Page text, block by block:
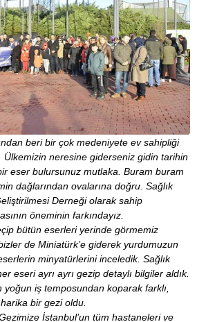
beri bir çok medeniyete ev sahipliği
Ülkemizin neresine giderseniz gidin tarihin
eser bulursunuz mutlaka. Buram buram
dağlarından ovalarına doğru. Sağlık
Derneği olarak sahip
öneminin farkındayız.
bütün eserleri yerinde görmemiz
de Miniatürk’e giderek yurdumuzun
minyatürlerini inceledik. Sağlık
eseri ayrı ayrı gezip detaylı bilgiler aldık.
yoğun iş temposundan koparak farklı,
bir gezi oldu.
İstanbul’un tüm hastaneleri ve